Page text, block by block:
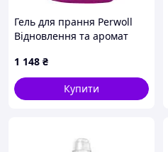
Гель для прання Perwoll
Відновлення та аромат
prime
1 148 ₴
Купити